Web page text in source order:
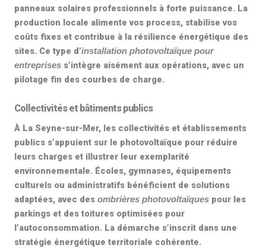
panneaux solaires professionnels à forte puissance. La
production locale alimente vos process, stabilise vos
coûts fixes et contribue à la résilience énergétique des
sites. Ce type d’installation photovoltaïque pour
entreprises s’intègre aisément aux opérations, avec un
pilotage fin des courbes de charge.
Collectivités et bâtiments publics
À La Seyne-sur-Mer, les collectivités et établissements
publics s’appuient sur le photovoltaïque pour réduire
leurs charges et illustrer leur exemplarité
environnementale. Écoles, gymnases, équipements
culturels ou administratifs bénéficient de solutions
adaptées, avec des ombrières photovoltaïques pour les
parkings et des toitures optimisées pour
l’autoconsommation. La démarche s’inscrit dans une
stratégie énergétique territoriale cohérente.